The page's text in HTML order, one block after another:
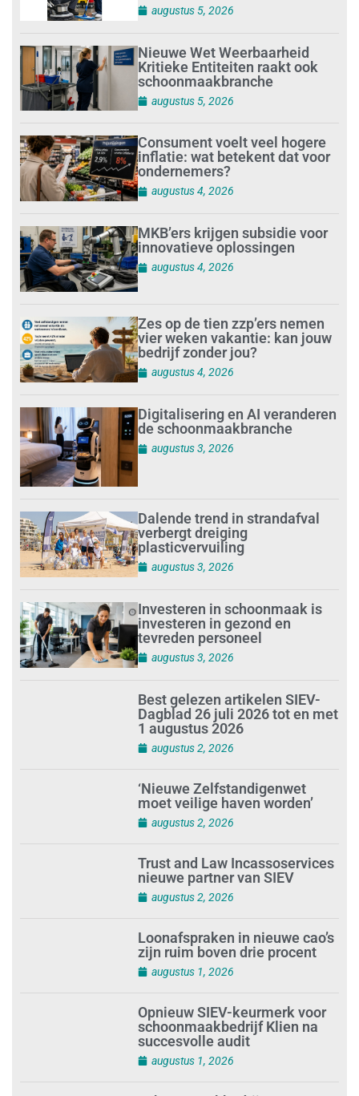
augustus 5, 2026
Nieuwe Wet Weerbaarheid
Kritieke Entiteiten raakt ook
schoonmaakbranche
augustus 5, 2026
Consument voelt veel hogere
inflatie: wat betekent dat voor
ondernemers?
augustus 4, 2026
MKB’ers krijgen subsidie voor
innovatieve oplossingen
augustus 4, 2026
Zes op de tien zzp’ers nemen
vier weken vakantie: kan jouw
bedrijf zonder jou?
augustus 4, 2026
Digitalisering en AI veranderen
de schoonmaakbranche
augustus 3, 2026
Dalende trend in strandafval
verbergt dreiging
plasticvervuiling
augustus 3, 2026
Investeren in schoonmaak is
investeren in gezond en
tevreden personeel
augustus 3, 2026
Best gelezen artikelen SIEV-
Dagblad 26 juli 2026 tot en met
1 augustus 2026
augustus 2, 2026
‘Nieuwe Zelfstandigenwet
moet veilige haven worden’
augustus 2, 2026
Trust and Law Incassoservices
nieuwe partner van SIEV
augustus 2, 2026
Loonafspraken in nieuwe cao’s
zijn ruim boven drie procent
augustus 1, 2026
Opnieuw SIEV-keurmerk voor
schoonmaakbedrijf Klien na
succesvolle audit
augustus 1, 2026